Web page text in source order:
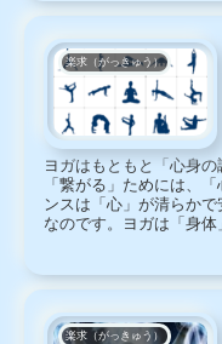
楽求（がっきゅう）
ヨガはもともと「心身
「繋がる」ためには、
ンスは「心」が清らか
なのです。ヨガは「身体
楽求（がっきゅう）